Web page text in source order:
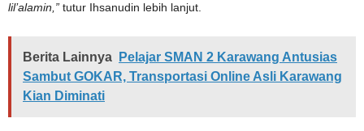
lil’alamin,” tutur Ihsanudin lebih lanjut.
Berita Lainnya
Pelajar SMAN 2 Karawang Antusias
Sambut GOKAR, Transportasi Online Asli Karawang
Kian Diminati